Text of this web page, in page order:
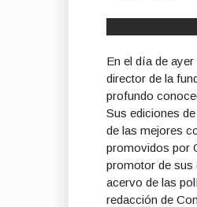
En el día de
director de la
profundo
Sus ediciones
de las mejores
promovidos por
promotor de sus
acervo de las
redacción de